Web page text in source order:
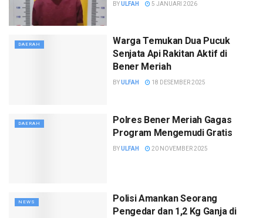
BYULFAH 5 JANUARI 2026
DAERAH
Warga Temukan Dua Pucuk
Senjata Api Rakitan Aktif di
Bener Meriah
BYULFAH 18 DESEMBER 2025
DAERAH
Polres Bener Meriah Gagas
Program Mengemudi Gratis
BYULFAH 20 NOVEMBER 2025
NEWS
Polisi Amankan Seorang
Pengedar dan 1,2 Kg Ganja di